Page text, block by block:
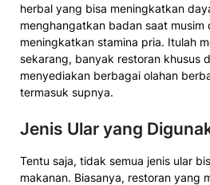
herbal yang bisa meningkatkan
menghangatkan badan saat musim
meningkatkan stamina pria. Itulah
sekarang, banyak restoran khusus
menyediakan berbagai olahan
termasuk supnya.
Jenis Ular yang
Tentu saja, tidak semua jenis ular
makanan. Biasanya, restoran yang